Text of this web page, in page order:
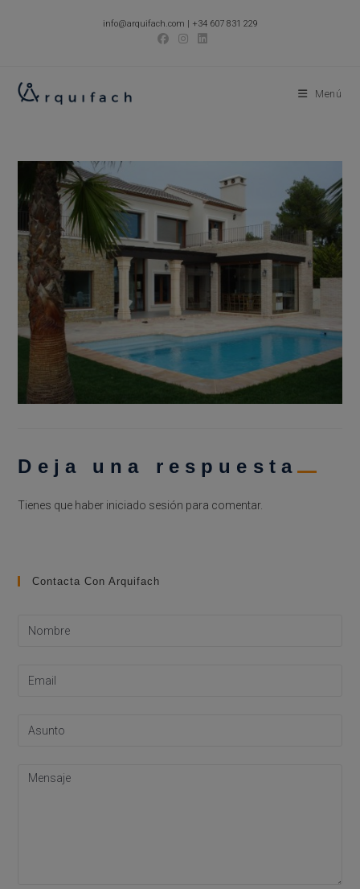
info@arquifach.com | +34 607 831 229
Menú
Deja una respuesta
Tienes que haber iniciado sesión para comentar.
Contacta Con Arquifach